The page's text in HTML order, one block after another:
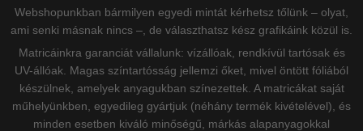
Webshopunkban bármilyen egyedi mintát kérhetsz tőlünk – olyat,
ami senki másnak nincs –, de választhatsz kész grafikáink közül is.
Matricáinkra garanciát vállalunk: vízállóak, rendkívül tartósak és
UV-állóak. Magas színtartósság jellemzi őket, mivel öntött fóliából
készülnek, amelyek anyagukban színezettek. A matricákat saját
műhelyünkben, egyedileg gyártjuk (néhány termék kivételével), és
minden esetben kiváló minőségű, márkás alapanyagokkal